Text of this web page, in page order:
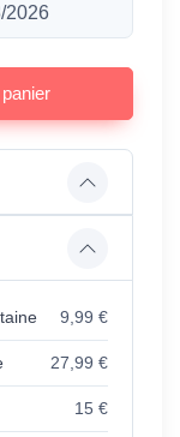
2026
9,99 €
27,99 €
15 €